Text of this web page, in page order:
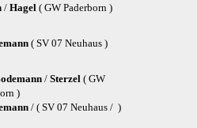
/ Hagel ( GW Paderborn )
( SV 07 Neuhaus )
/ Sterzel ( GW
)
/ ( SV 07 Neuhaus / )